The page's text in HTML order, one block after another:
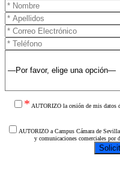
* AUTORIZO la cesión de mis datos
AUTORIZO a Campus Cámara de
y comunicaciones comerciales por